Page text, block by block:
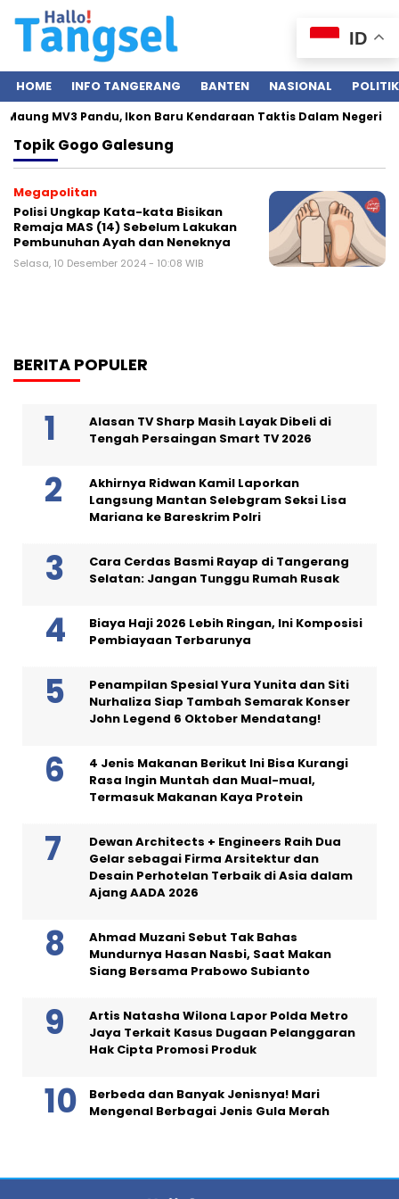
HOME INFO TANGERANG BANTEN NASIONAL POLITIK
MV3 Pandu, Ikon Baru Kendaraan Taktis Dalam Negeri
TopikGogo Galesung
Megapolitan
Polisi Ungkap Kata-kata Bisikan
Remaja MAS (14) Sebelum Lakukan
Pembunuhan Ayah dan Neneknya
Selasa, 10 Desember 2024 - 10:08 WIB
BERITA POPULER
Alasan TV Sharp Masih Layak Dibeli di
Tengah Persaingan Smart TV 2026
Akhirnya Ridwan Kamil Laporkan
Langsung Mantan Selebgram Seksi Lisa
Mariana ke Bareskrim Polri
Cara Cerdas Basmi Rayap di Tangerang
Selatan: Jangan Tunggu Rumah Rusak
Biaya Haji 2026 Lebih Ringan, Ini Komposisi
Pembiayaan Terbarunya
Penampilan Spesial Yura Yunita dan Siti
Nurhaliza Siap Tambah Semarak Konser
John Legend 6 Oktober Mendatang!
4 Jenis Makanan Berikut Ini Bisa Kurangi
Rasa Ingin Muntah dan Mual-mual,
Termasuk Makanan Kaya Protein
Dewan Architects + Engineers Raih Dua
Gelar sebagai Firma Arsitektur dan
Desain Perhotelan Terbaik di Asia dalam
Ajang AADA 2026
Ahmad Muzani Sebut Tak Bahas
Mundurnya Hasan Nasbi, Saat Makan
Siang Bersama Prabowo Subianto
Artis Natasha Wilona Lapor Polda Metro
Jaya Terkait Kasus Dugaan Pelanggaran
Hak Cipta Promosi Produk
Berbeda dan Banyak Jenisnya! Mari
Mengenal Berbagai Jenis Gula Merah
ID